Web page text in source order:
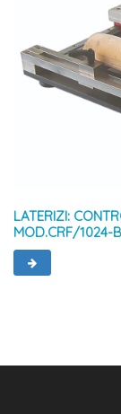
LATERIZI:
MOD.CRF/1024-B